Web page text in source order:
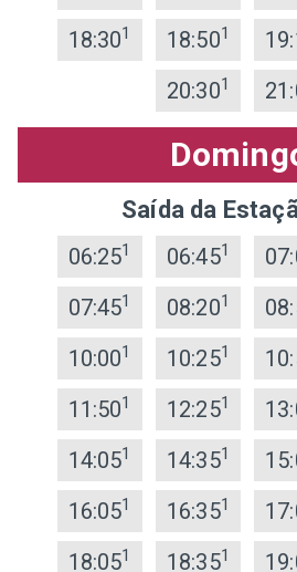
18:301 18:501
20:301
Saída da
06:251 06:451
07:451 08:201
10:001 10:251
11:501 12:251
14:051 14:351
16:051 16:351
18:051 18:351